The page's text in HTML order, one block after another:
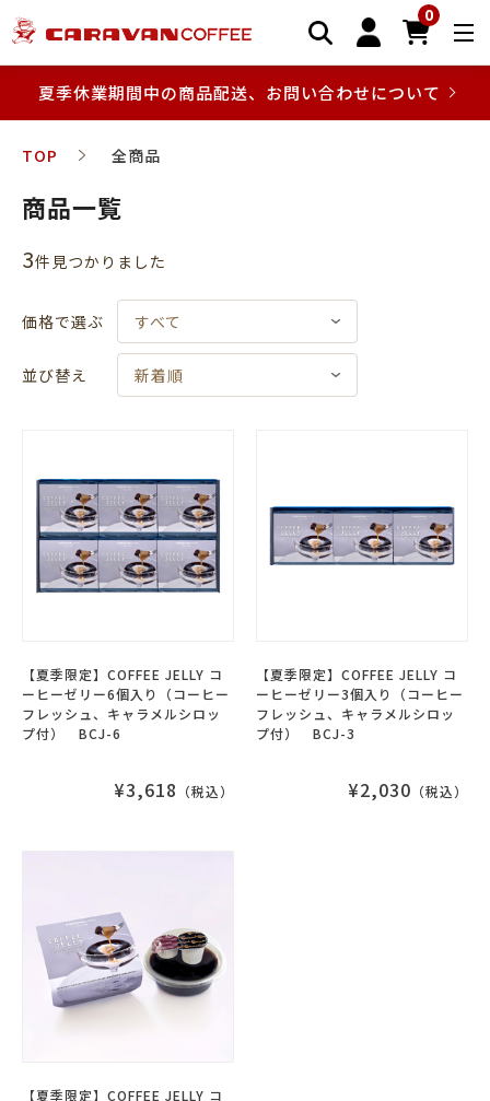
0
夏季休業期間中の商品配送、お問い合わせについて
TOP 全商品
商品一覧
3件⾒つかりました
価格で選ぶ すべて
並び替え 新着順
【夏季限定】COFFEE JELLY コ
ーヒーゼリー6個入り（コーヒー
フレッシュ、キャラメルシロッ
プ付） BCJ-6
¥3,618 （税込）
【夏季限定】COFFEE JELLY コ
ーヒーゼリー3個入り（コーヒー
フレッシュ、キャラメルシロッ
プ付） BCJ-3
¥2,030 （税込）
【夏季限定】COFFEE JELLY コ